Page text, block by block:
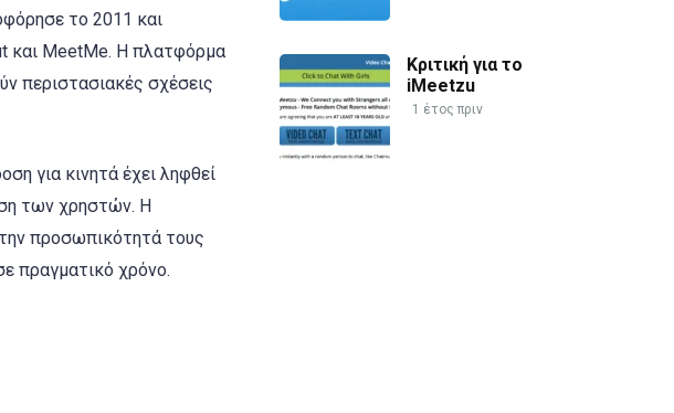
το 2011 και
και MeetMe. Η πλατφόρμα
περιστασιακές σχέσεις
για κινητά έχει ληφθεί
των χρηστών. Η
προσωπικότητά τους
πραγματικό χρόνο.
Κριτική για το
iMeetzu
1 έτος πριν